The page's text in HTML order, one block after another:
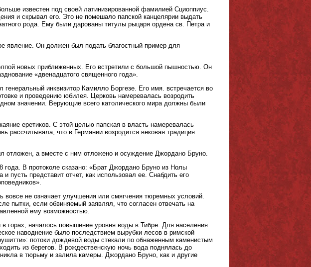
известен под своей латинизированной фамилией Сциоппиус.
и скрывал его. Это не помешало папской канцелярии выдать
рода. Ему были дарованы титулы рыцаря ордена св. Петра и
явление. Он должен был подать благостный пример для
новых приближенных. Его встретили с большой пышностью. Он
«двенадцатого священного года».
инквизитор Камилло Боргезе. Его имя. встречается во
и проведению юбилея. Церковь намеревалась возродить
значении. Верующие всего католического мира должны были
еретиков. С этой целью папская в власть намеревалась
рассчитывала, что в Германии возродится вековая традиция
отложен, а вместе с ним отложено и осуждение Джордано Бруно.
года. В протоколе сказано: «Брат Джордано Бруно из Нолы
пусть представит отчет, как использовал ее. Снабдить его
вовсе не означает улучшения или смягчения тюремных условий.
пытки, если обвиняемый заявлял, что согласен отвечать на
ему возможностью.
горах, началось повышение уровня воды в Тибре. Для населения
наводнение было последствием вырубки лесов в римской
потоки дождевой воды стекали по обнаженным каменистым
из берегов. В рождественскую ночь вода поднялась до
в тюрьму и залила камеры. Джордано Бруно, как и другие